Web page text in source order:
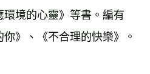
環境的心靈》等書。編有
你》、《不合理的快樂》。